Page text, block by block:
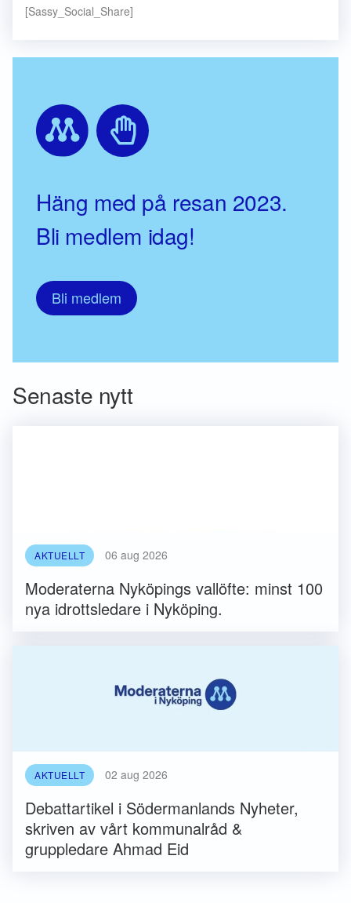
[Sassy_Social_Share]
Häng med på resan 2023.
Bli medlem idag!
Bli medlem
Senaste nytt
AKTUELLT 06 aug 2026
Moderaterna Nyköpings vallöfte: minst 100
nya idrottsledare i Nyköping.
AKTUELLT 02 aug 2026
Debattartikel i Södermanlands Nyheter,
skriven av vårt kommunalråd &
gruppledare Ahmad Eid